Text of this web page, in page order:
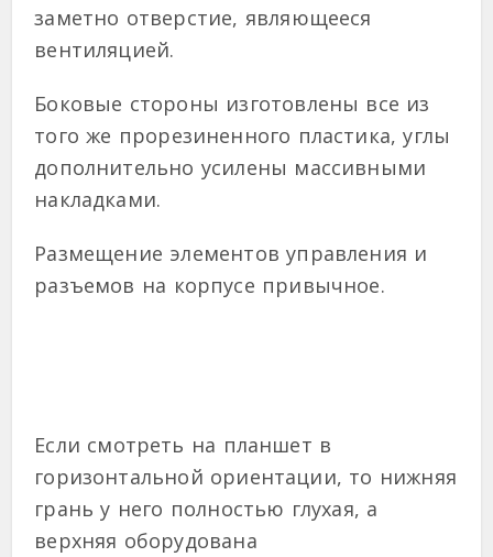
заметно отверстие, являющееся
вентиляцией.
Боковые стороны изготовлены все из
того же прорезиненного пластика, углы
дополнительно усилены массивными
накладками.
Размещение элементов управления и
разъемов на корпусе привычное.
Если смотреть на планшет в
горизонтальной ориентации, то нижняя
грань у него полностью глухая, а
верхняя оборудована